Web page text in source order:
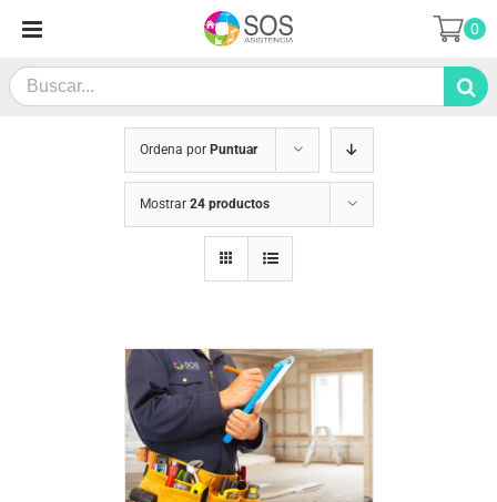
contenido
Search
for:
0
Ordena por Puntuar
Mostrar 24 productos